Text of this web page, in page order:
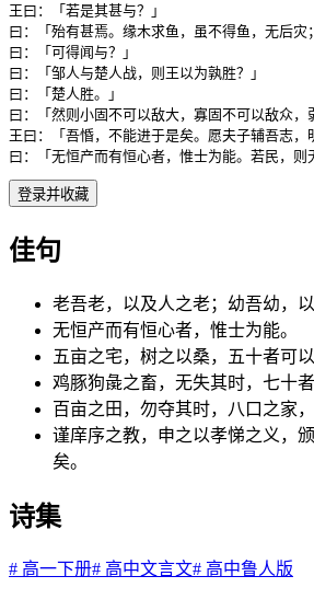
王曰：「若是其甚与？」
曰：「殆有甚焉。缘木求鱼，虽不得鱼，无后
曰：「可得闻与？」
曰：「邹人与楚人战，则王以为孰胜？」
曰：「楚人胜。」
曰：「然则小固不可以敌大，寡固不可以敌众
王曰：「吾惛，不能进于是矣。愿夫子辅吾志
曰：「无恒产而有恒心者，惟士为能。若民，
登录并收藏
佳句
老吾老，以及人之老；幼吾幼，以
无恒产而有恒心者，惟士为能。
五亩之宅，树之以桑，五十者可以
鸡豚狗彘之畜，无失其时，七十者
百亩之田，勿夺其时，八口之家，
谨庠序之教，申之以孝悌之义，
矣。
诗集
# 高一下册# 高中文言文# 高中鲁人版